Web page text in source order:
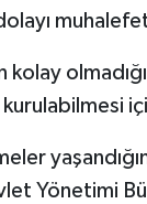
kolay
Yönetimi